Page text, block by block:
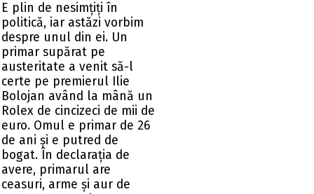
E plin de nesimțiți în
politică, iar astăzi vorbim
despre unul din ei. Un
primar supărat pe
austeritate a venit să-l
certe pe premierul Ilie
Bolojan având la mână un
Rolex de cincizeci de mii de
euro. Omul e primar de 26
de ani și e putred de
bogat. În declarația de
avere, primarul are
ceasuri, arme și aur de